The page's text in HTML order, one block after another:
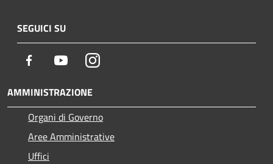
SEGUICI SU
Facebook YoutubeInstagram
AMMINISTRAZIONE
Organi di Governo
Aree Amministrative
Uffici